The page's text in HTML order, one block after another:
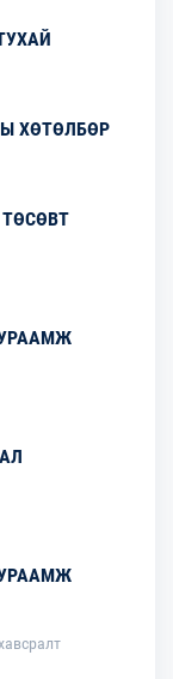
ХӨТӨЛБӨР